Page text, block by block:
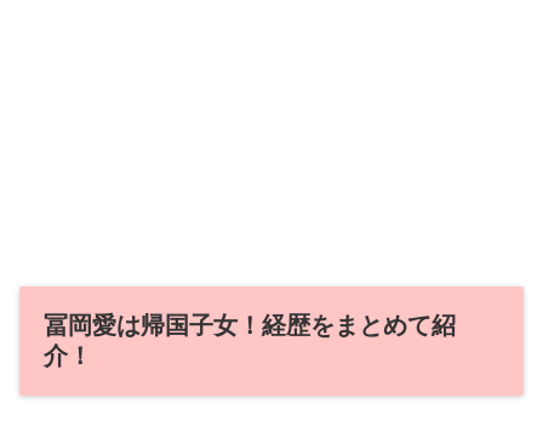
冨岡愛は帰国子女！経歴をまとめて紹
介！